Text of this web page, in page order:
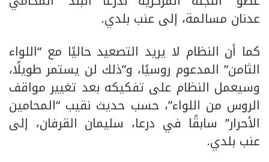
عدنان مسالمة، إلى عنب بلدي.
كما أن النظام لا يريد التصعيد حاليًا مع “اللواء
الثامن” المدعوم روسيًا، و”ذلك لن يستمر طويلًا،
وسيعمل النظام على تفكيكه بعد تغيير مواقف
الروس من اللواء”، حسب حديث نقيب “المحامين
الأحرار” سابقًا في درعا، سليمان القرفان، إلى
عنب بلدي.